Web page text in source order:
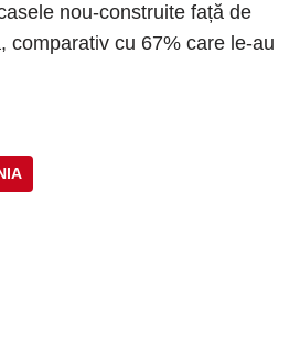
nou-construite față de
comparativ cu 67% care le-au